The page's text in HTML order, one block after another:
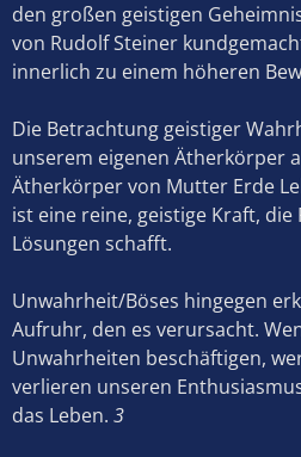
den großen geistigen
von Rudolf Steiner
innerlich zu einem höheren
Die Betrachtung geistiger
unserem eigenen Ätherkörper
Ätherkörper von Mutter Erde
ist eine reine, geistige Kraft,
Lösungen schafft.
Unwahrheit/Böses hingegen
Aufruhr, den es verursacht.
Unwahrheiten beschäftigen,
verlieren unseren
das Leben. 3